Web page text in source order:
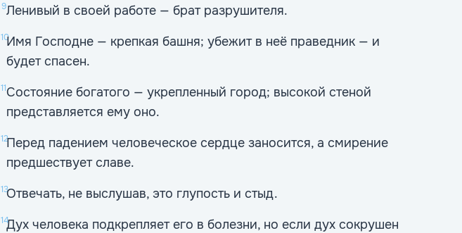
9Ленивый в своей работе — брат разрушителя.
10Имя Господне — крепкая башня; убежит в неё праведник — и
будет спасен.
11Состояние богатого — укрепленный город; высокой стеной
представляется ему оно.
12Перед падением человеческое сердце заносится, а смирение
предшествует славе.
13Отвечать, не выслушав, это глупость и стыд.
14Дух человека подкрепляет его в болезни, но если дух сокрушен